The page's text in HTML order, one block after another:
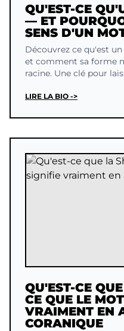
QU'EST-CE
— ET
SENS D'UN
Découvrez ce qu'est
et comment sa forme
racine. Une clé pour
LIRE LA BIO ->
QU'EST-CE
CE QUE LE
VRAIMENT EN
CORANIQUE